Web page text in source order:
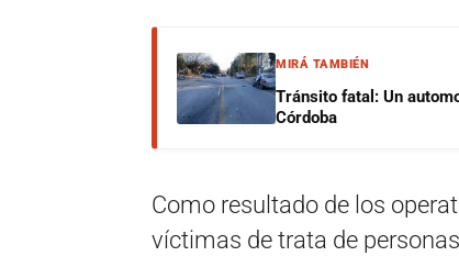
MIRÁ TAMBIÉN
Tránsito fatal: Un
Córdoba
Como resultado de los
víctimas de trata de